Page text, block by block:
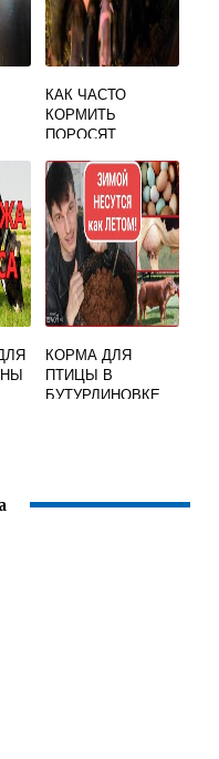
КАК ЧАСТО
КОРМИТЬ
ПОРОСЯТ
Х
КОРМА ДЛЯ
ПТИЦЫ В
БУТУРЛИНОВКЕ